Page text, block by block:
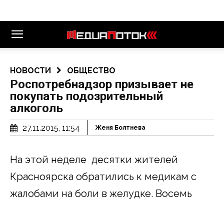
НОВОСТИ ОБЩЕСТВО
Роспотребнадзор призывает не
покупать подозрительный
алкоголь
27.11.2015, 11:54 Женя Болтнева
На этой неделе десятки жителей
Красноярска обратились к медикам с
жалобами на боли в желудке. Восемь